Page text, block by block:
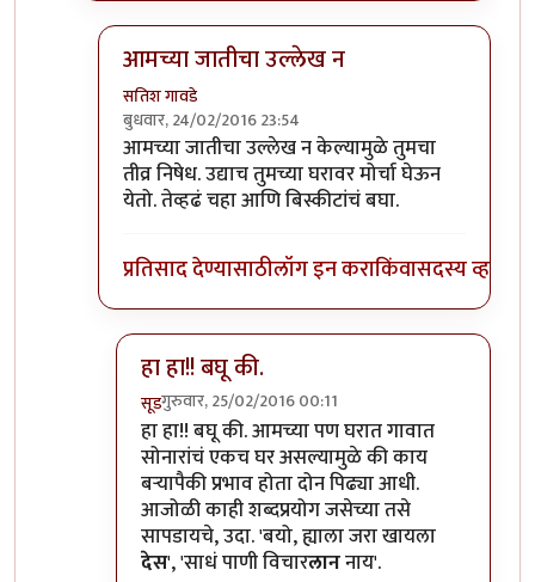
आमच्या जातीचा उल्लेख न
सतिश गावडे
बुधवार, 24/02/2016 23:54
In reply toजातीबरोबरच सांगायचं तर हीच
आमच्या जातीचा उल्लेख न केल्यामुळे तुमचा
तीव्र निषेध. उद्याच तुमच्या घरावर मोर्चा घेऊन
येतो. तेव्हढं चहा आणि बिस्कीटांचं बघा.
प्रतिसाद देण्यासाठीलॉग इन कराकिंवासदस्य व्हा
हा हा!! बघू की.
सूडगुरुवार, 25/02/2016 00:11
In reply toआमच्या जातीचा उल्लेख नby
हा हा!! बघू की. आमच्या पण घरात गावात
सोनारांचं एकच घर असल्यामुळे की काय
बर्‍यापैकी प्रभाव होता दोन पिढ्या आधी.
आजोळी काही शब्दप्रयोग जसेच्या तसे
सापडायचे, उदा. 'बयो, ह्याला जरा खायला
देस', 'साधं पाणी विचारलाननाय'.